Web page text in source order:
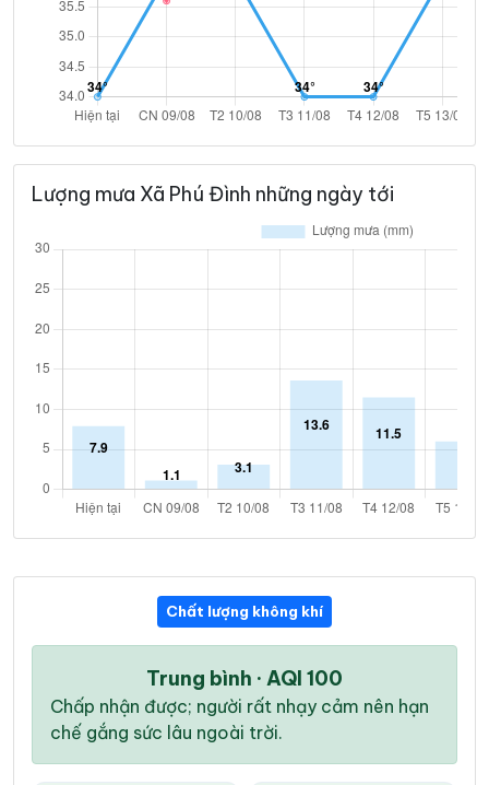
Lượng mưa Xã Phú Đình những ngày tới
Chất lượng không khí
Trung bình · AQI 100
Chấp nhận được; người rất nhạy cảm nên hạn
chế gắng sức lâu ngoài trời.